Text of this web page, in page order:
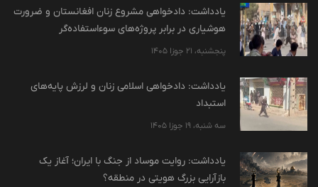
یادداشت: دادخواهی مشروع زنان افغانستان و ضرورت
هوشیاری در برابر پروژه‌های سوءاستفاده‌گر
پنجشنبه، 21 جوزا 1405
یادداشت: دادخواهی اسلامی زنان و لرزش پایه‌های
استبداد
سه شنبه، 19 جوزا 1405
یادداشت: روایت موساد از جنگ با ایران؛ آغاز یک
بازآرایی بزرگ هویتی در منطقه؟